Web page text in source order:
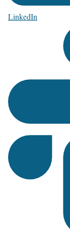
LinkedIn